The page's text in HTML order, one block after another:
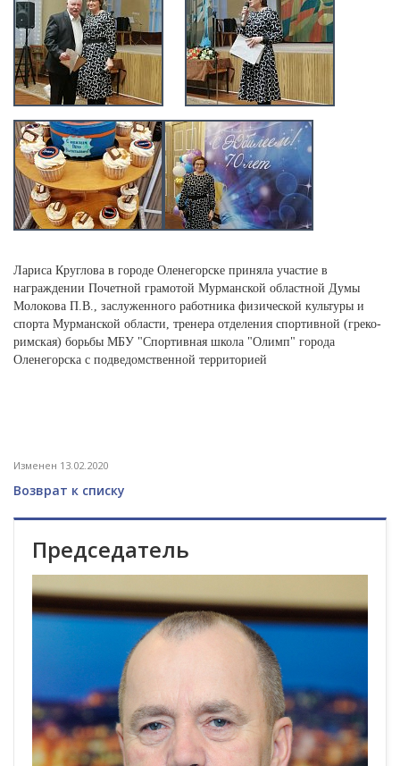
Лариса Круглова в городе Оленегорске приняла участие в
награждении Почетной грамотой Мурманской областной Думы
Молокова П.В., заслуженного работника физической культуры и
спорта Мурманской области, тренера отделения спортивной (греко-
римская) борьбы МБУ "Спортивная школа "Олимп" города
Оленегорска с подведомственной территорией
Изменен 13.02.2020
Возврат к списку
Председатель